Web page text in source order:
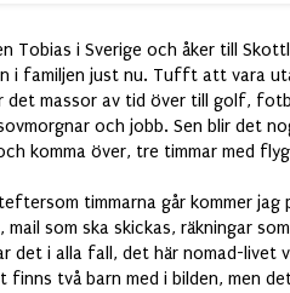
Tobias i Sverige och åker till
i familjen just nu. Tufft att vara
det massor av tid över till golf,
och jobb. Sen blir det
komma över, tre timmar med
timmarna går kommer
som ska skickas, räkningar
det i alla fall, det här nomad-livet
finns två barn med i bilden, men